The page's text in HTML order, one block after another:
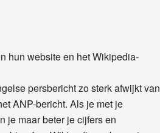
hun website en het Wikipedia-
persbericht zo sterk afwijkt van
ANP-bericht. Als je met je
je maar beter je cijfers en